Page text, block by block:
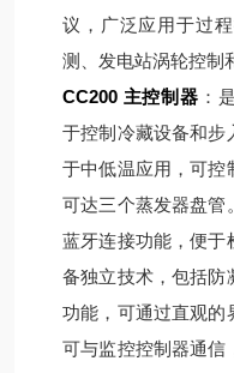
议，广泛应用于过
测、发电站涡轮控制
CC200 主控制器 ：
于控制冷藏设备和步
于中低温应用，可控
可达三个蒸发器盘管
蓝牙连接功能，便于
备独立技术，包括防
功能，可通过直观的
可与监控控制器通信